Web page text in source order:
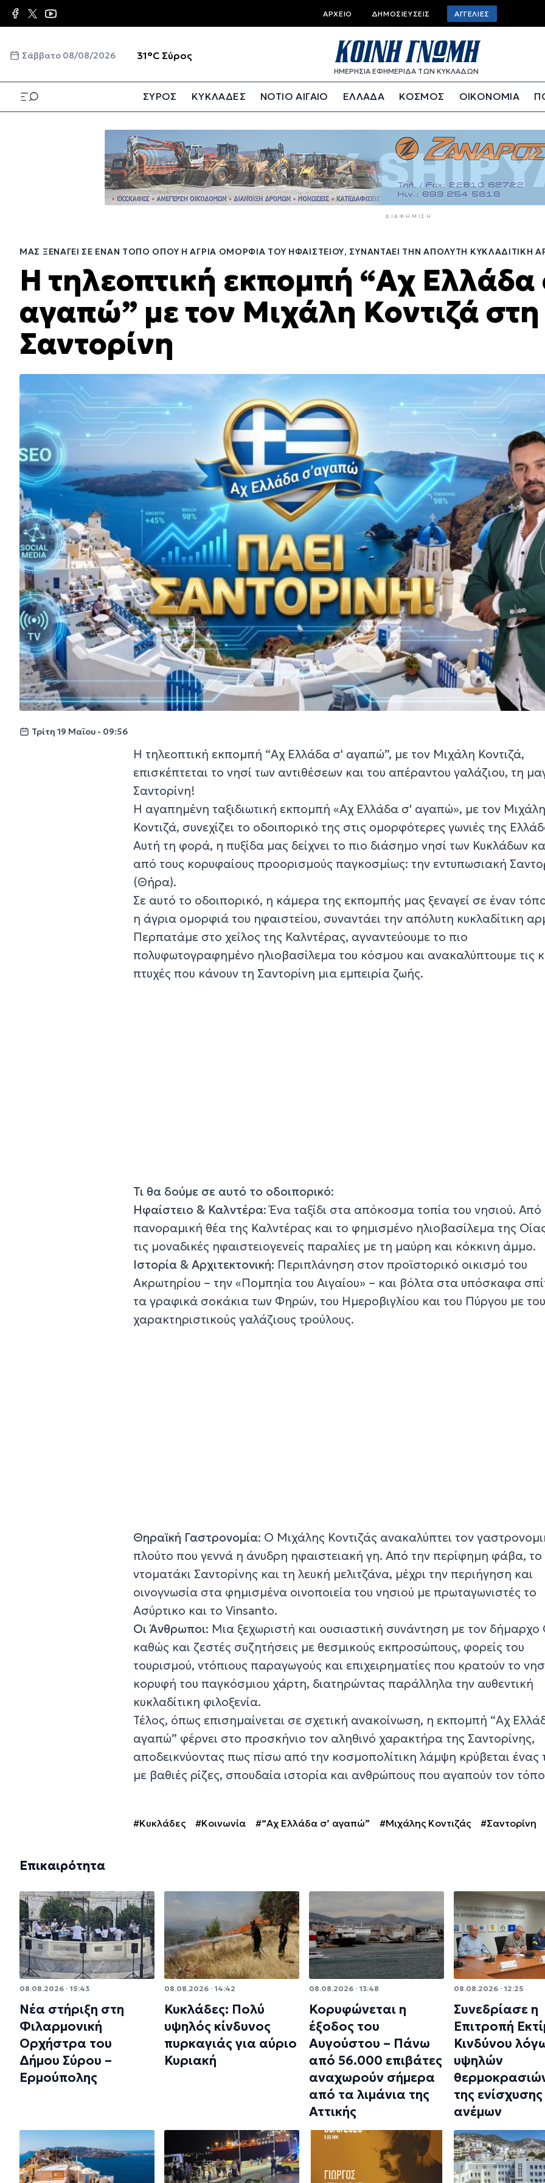
Παράκαμψη
προς
κυρίως
Top
bar
menu
ΑΡΧΕΊΟ ΔΗΜΟΣΙΕΎΣΕΙΣ ΑΓΓΕΛΊΕΣ
Σάββατο 08/08/2026 31°C Σύρος
ΗΜΕΡΗΣΙΑ ΕΦΗΜΕΡΙΔΑ ΤΩΝ ΚΥΚΛΑΔΩΝ
ΣΥΡΟΣ ΚΥΚΛΑΔΕΣ ΝΟΤΙΟ ΑΙΓΑΙΟ ΕΛΛΑΔΑ ΚΟΣΜΟΣ ΟΙΚΟΝΟΜΙΑ
ΔΙΑΦΉΜΙΣΗ
ΜΑΣ ΞΕΝΑΓΕΊ ΣΕ ΈΝΑΝ ΤΌΠΟ ΌΠΟΥ Η ΆΓΡΙΑ ΟΜΟΡΦΙΆ ΤΟΥ ΗΦΑΙΣΤΕΊΟΥ, ΣΥΝΑΝΤΆΕΙ ΤΗΝ ΑΠΌΛΥΤΗ ΚΥΚΛΑΔΊΤΙΚΗ
Η τηλεοπτική εκπομπή “Αχ Ελλάδα
αγαπώ” με τον Μιχάλη Κοντιζά στη
Σαντορίνη
Τρίτη 19 Μαΐου - 09:56
Η τηλεοπτική εκπομπή “Αχ Ελλάδα σ' αγαπώ”, με τον Μιχάλη Κοντιζά,
επισκέπτεται το νησί των αντιθέσεων και του απέραντου γαλάζιου, τη
Σαντορίνη!
Η αγαπημένη ταξιδιωτική εκπομπή «Αχ Ελλάδα σ' αγαπώ», με τον Μιχάλη
Κοντιζά, συνεχίζει το οδοιπορικό της στις ομορφότερες γωνιές της
Αυτή τη φορά, η πυξίδα μας δείχνει το πιο διάσημο νησί των Κυκλάδων
από τους κορυφαίους προορισμούς παγκοσμίως: την εντυπωσιακή
(Θήρα).
Σε αυτό το οδοιπορικό, η κάμερα της εκπομπής μας ξεναγεί σε έναν
η άγρια ομορφιά του ηφαιστείου, συναντάει την απόλυτη κυκλαδίτικη
Περπατάμε στο χείλος της Καλντέρας, αγναντεύουμε το πιο
πολυφωτογραφημένο ηλιοβασίλεμα του κόσμου και ανακαλύπτουμε τις
πτυχές που κάνουν τη Σαντορίνη μια εμπειρία ζωής.
Τι θα δούμε σε αυτό το οδοιπορικό:
Ηφαίστειο & Καλντέρα: Ένα ταξίδι στα απόκοσμα τοπία του νησιού. Από
πανοραμική θέα της Καλντέρας και το φημισμένο ηλιοβασίλεμα της
τις μοναδικές ηφαιστειογενείς παραλίες με τη μαύρη και κόκκινη άμμο.
Ιστορία & Αρχιτεκτονική: Περιπλάνηση στον προϊστορικό οικισμό του
Ακρωτηρίου – την «Πομπηία του Αιγαίου» – και βόλτα στα υπόσκαφα
τα γραφικά σοκάκια των Φηρών, του Ημεροβιγλίου και του Πύργου με
χαρακτηριστικούς γαλάζιους τρούλους.
Θηραϊκή Γαστρονομία: Ο Μιχάλης Κοντιζάς ανακαλύπτει τον
πλούτο που γεννά η άνυδρη ηφαιστειακή γη. Από την περίφημη φάβα, το
ντοματάκι Σαντορίνης και τη λευκή μελιτζάνα, μέχρι την περιήγηση και
οινογνωσία στα φημισμένα οινοποιεία του νησιού με πρωταγωνιστές το
Ασύρτικο και το Vinsanto.
Οι Άνθρωποι: Μια ξεχωριστή και ουσιαστική συνάντηση με τον
καθώς και ζεστές συζητήσεις με θεσμικούς εκπροσώπους, φορείς του
τουρισμού, ντόπιους παραγωγούς και επιχειρηματίες που κρατούν το
κορυφή του παγκόσμιου χάρτη, διατηρώντας παράλληλα την αυθεντική
κυκλαδίτικη φιλοξενία.
Τέλος, όπως επισημαίνεται σε σχετική ανακοίνωση, η εκπομπή “Αχ
αγαπώ” φέρνει στο προσκήνιο τον αληθινό χαρακτήρα της Σαντορίνης,
αποδεικνύοντας πως πίσω από την κοσμοπολίτικη λάμψη κρύβεται ένας
με βαθιές ρίζες, σπουδαία ιστορία και ανθρώπους που αγαπούν τον
#Κυκλάδες #Κοινωνία #“Αχ Ελλάδα σ’ αγαπώ” #Μιχάλης Κοντιζάς #Σαντορίνη
Επικαιρότητα
08.08.2026 · 15:43
Νέα στήριξη στη
Φιλαρμονική
Ορχήστρα του
Δήμου Σύρου –
Ερμούπολης
08.08.2026 · 14:42
Κυκλάδες: Πολύ
υψηλός κίνδυνος
πυρκαγιάς για αύριο
Κυριακή
08.08.2026 · 13:48
Κορυφώνεται η
έξοδος του
Αυγούστου – Πάνω
από 56.000 επιβάτες
αναχωρούν σήμερα
από τα λιμάνια της
Αττικής
08.08.2026 · 12:25
Συνεδρίασε η
Επιτροπή
Κινδύνου
υψηλών
της
ανέμων